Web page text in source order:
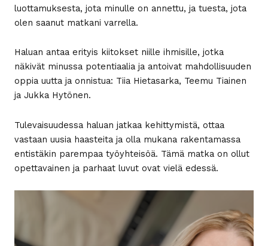
luottamuksesta, jota minulle on annettu, ja tuesta, jota
olen saanut matkani varrella.
Haluan antaa erityis kiitokset niille ihmisille, jotka
näkivät minussa potentiaalia ja antoivat mahdollisuuden
oppia uutta ja onnistua: Tiia Hietasarka, Teemu Tiainen
ja Jukka Hytönen.
Tulevaisuudessa haluan jatkaa kehittymistä, ottaa
vastaan uusia haasteita ja olla mukana rakentamassa
entistäkin parempaa työyhteisöä. Tämä matka on ollut
opettavainen ja parhaat luvut ovat vielä edessä.